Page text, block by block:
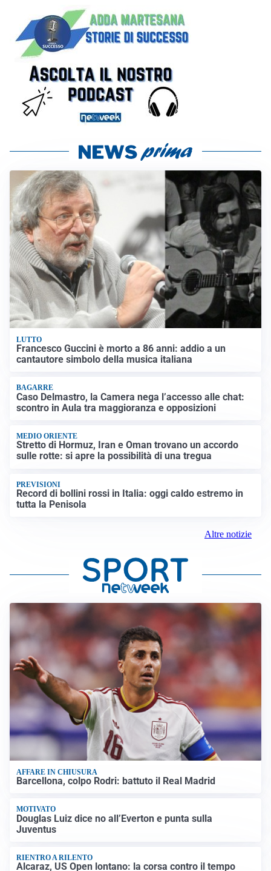
LUTTO
Francesco Guccini è morto a 86 anni: addio a un
cantautore simbolo della musica italiana
BAGARRE
Caso Delmastro, la Camera nega l’accesso alle chat:
scontro in Aula tra maggioranza e opposizioni
MEDIO ORIENTE
Stretto di Hormuz, Iran e Oman trovano un accordo
sulle rotte: si apre la possibilità di una tregua
PREVISIONI
Record di bollini rossi in Italia: oggi caldo estremo in
tutta la Penisola
Altre notizie
AFFARE IN CHIUSURA
Barcellona, colpo Rodri: battuto il Real Madrid
MOTIVATO
Douglas Luiz dice no all’Everton e punta sulla
Juventus
RIENTRO A RILENTO
Alcaraz, US Open lontano: la corsa contro il tempo